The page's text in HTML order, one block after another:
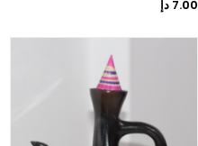
7.00 دإ